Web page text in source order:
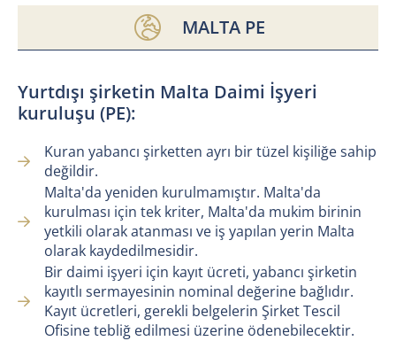
MALTA PE
Yurtdışı şirketin Malta Daimi İşyeri
kuruluşu (PE):
Kuran yabancı şirketten ayrı bir tüzel kişiliğe sahip
değildir.
Malta'da yeniden kurulmamıştır. Malta'da
kurulması için tek kriter, Malta'da mukim birinin
yetkili olarak atanması ve iş yapılan yerin Malta
olarak kaydedilmesidir.
Bir daimi işyeri için kayıt ücreti, yabancı şirketin
kayıtlı sermayesinin nominal değerine bağlıdır.
Kayıt ücretleri, gerekli belgelerin Şirket Tescil
Ofisine tebliğ edilmesi üzerine ödenebilecektir.